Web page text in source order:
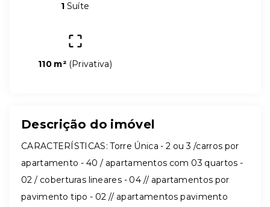
1 Suíte
110 m² (Privativa)
Descrição do imóvel
CARACTERÍSTICAS: Torre Única - 2 ou 3 /carros por
apartamento - 40 / apartamentos com 03 quartos -
02 / coberturas lineares - 04 // apartamentos por
pavimento tipo - 02 // apartamentos pavimento